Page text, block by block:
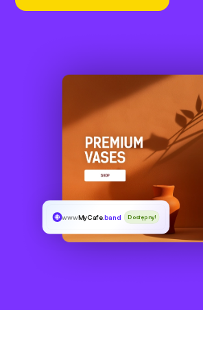
wwwMyCafe.band Dostępny!